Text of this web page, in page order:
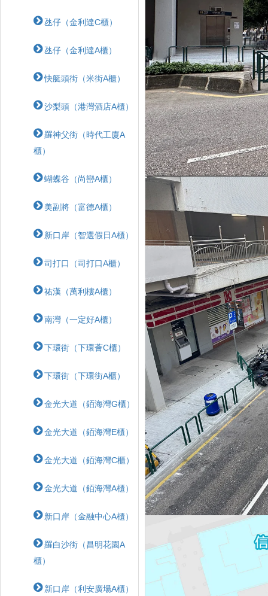
氹仔（金利達C櫃）
氹仔（金利達A櫃）
快艇頭街（米街A櫃）
沙梨頭（港灣酒店A櫃）
羅神父街（時代工廈A
櫃）
蝴蝶⾕（尚巒A櫃）
美副將（富德A櫃）
新口岸（智選假日A櫃）
司打口（司打口A櫃）
祐漢（萬利樓A櫃）
南灣（一定好A櫃）
下環街（下環薈C櫃）
下環街（下環街A櫃）
金光大道（銆海灣G櫃）
金光大道（銆海灣E櫃）
金光大道（銆海灣C櫃）
金光大道（銆海灣A櫃）
新口岸（金融中心A櫃）
羅白沙街（昌明花園A
櫃）
新口岸（利安廣場A櫃）